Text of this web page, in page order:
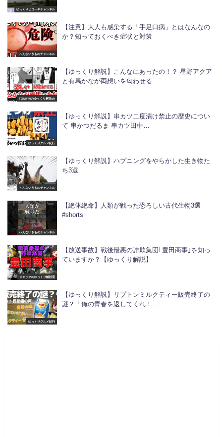
ゆっくりヒコーキチャンネル
へんないきものチャンネル
【注意】大人も感染する「手足口病」とはなんなの
か？知っておくべき症状と対策
TOMY46のゆっくり解説ch
【ゆっくり解説】こんなにあったの！？ 星野アクア
と有馬かなが両想いを匂わせる…
ゆっくりグルメ紀行
【ゆっくり解説】串カツ二度漬け禁止の歴史につい
て 串かつだるま 串カツ田中…
へんないきものチャンネル
【ゆっくり解説】ハプニングをやらかした生き物た
ち3選
へんないきものチャンネル
【絶体絶命】人類が戦った恐ろしい古代生物3選
#shorts
ジャックのゆっくり解説室
【放送事故】戦後最悪の詐欺集団｢豊田商事｣を知っ
ていますか？【ゆっくり解説】
ゆっくりグルメ紀行
【ゆっくり解説】リプトンミルクティー販売終了の
謎？「俺の青春を返してくれ！…